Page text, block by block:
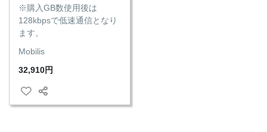
※購入GB数使用後は
128kbpsで低速通信となり
ます。
Mobilis
32,910円